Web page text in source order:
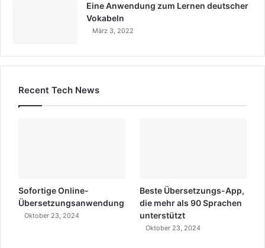
Eine Anwendung zum Lernen deutscher
Vokabeln
März 3, 2022
Recent Tech News
Sofortige Online-
Übersetzungsanwendung
Oktober 23, 2024
Beste Übersetzungs-App,
die mehr als 90 Sprachen
unterstützt
Oktober 23, 2024